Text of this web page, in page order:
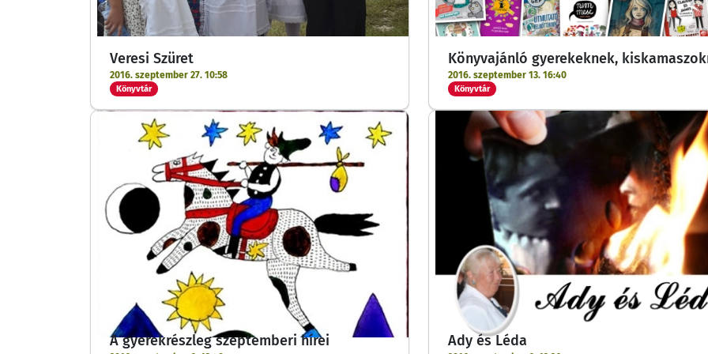
Veresi Szüret
2016. szeptember 27. 10:58
Könyvtár
Könyvajánló gyerekeknek,
2016. szeptember 13. 16:40
Könyvtár
A gyerekrészleg szeptemberi hírei Ady és Léda